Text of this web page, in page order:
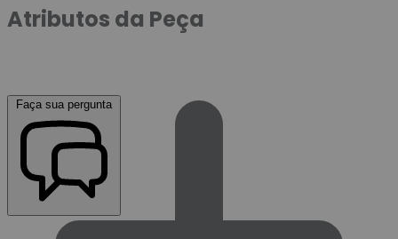
Atributos da Peça
Faça sua pergunta